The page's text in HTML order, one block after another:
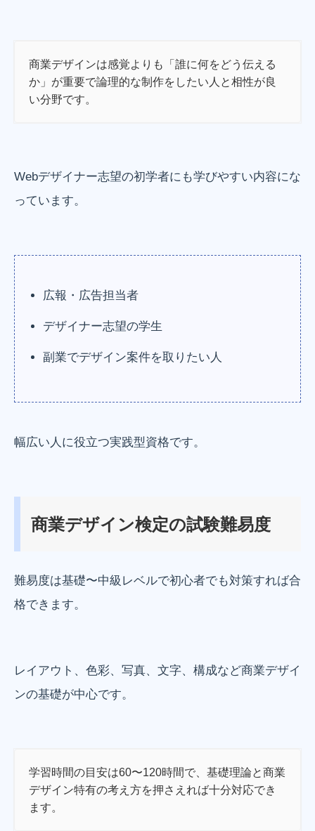
商業デザインは感覚よりも「誰に何をどう伝える
か」が重要で論理的な制作をしたい人と相性が良
い分野です。
Webデザイナー志望の初学者にも学びやすい内容にな
っています。
広報・広告担当者
デザイナー志望の学生
副業でデザイン案件を取りたい人
幅広い人に役立つ実践型資格です。
商業デザイン検定の試験難易度
難易度は基礎〜中級レベルで初心者でも対策すれば合
格できます。
レイアウト、色彩、写真、文字、構成など商業デザイ
ンの基礎が中心です。
学習時間の目安は60〜120時間で、基礎理論と商業
デザイン特有の考え方を押さえれば十分対応でき
ます。